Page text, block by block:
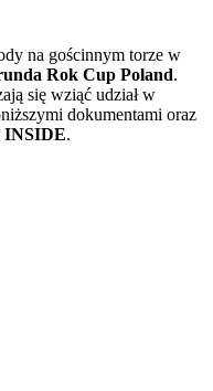
na gościnnym torze w
Rok Cup Poland.
się wziąć udział w
dokumentami oraz
INSIDE.